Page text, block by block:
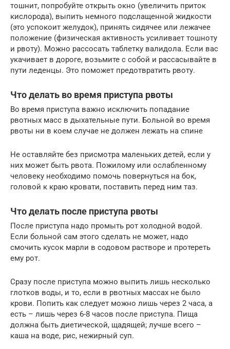
тошнит, попробуйте открыть окно (увеличить приток
кислорода), выпить немного подслащенной жидкости
(это успокоит желудок), принять сидячее или лежачее
положение (физическая активность усиливает тошноту
и рвоту). Можно рассосать таблетку валидола. Если вас
укачивает в дороге, возьмите с собой и рассасывайте в
пути леденцы. Это поможет предотвратить рвоту.
Что делать во время приступа рвоты
Во время приступа важно исключить попадание
рвотных масс в дыхательные пути. Больной во время
рвоты ни в коем случае не должен лежать на спине
Не оставляйте без присмотра маленьких детей, если у
них может быть рвота. Пожилому или ослабленному
человеку необходимо помочь повернуться на бок,
головой к краю кровати, поставить перед ним таз.
Что делать после приступа рвоты
После приступа надо промыть рот холодной водой.
Если больной сам этого сделать не может, надо
смочить кусок марли в содовом растворе и протереть
ему рот.
Сразу после приступа можно выпить лишь несколько
глотков воды, и то, если в рвотных массах не было
крови. Попить как следует можно лишь через 2 часа, а
есть – лишь через 6-8 часов после приступа. Пища
должна быть диетической, щадящей; лучше всего –
каша на воде, рис, нежирный суп.